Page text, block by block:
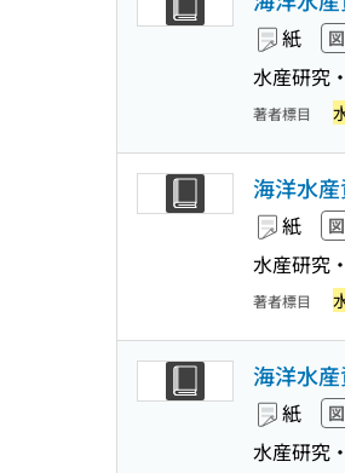
紙
水産研究
著者標目
海洋水
紙
水産研究
著者標目
海洋水
紙
水産研究